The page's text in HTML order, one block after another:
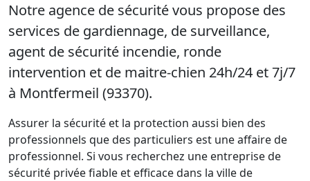
Notre agence de sécurité vous propose des
services de gardiennage, de surveillance,
agent de sécurité incendie, ronde
intervention et de maitre-chien 24h/24 et 7j/7
à Montfermeil (93370).
Assurer la sécurité et la protection aussi bien des
professionnels que des particuliers est une affaire de
professionnel. Si vous recherchez une entreprise de
sécurité privée fiable et efficace dans la ville de